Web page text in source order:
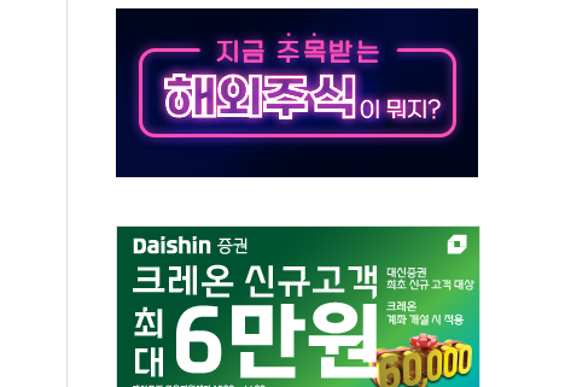
집중 완화 전환점"
공급 확대·속도전 총력"
급등